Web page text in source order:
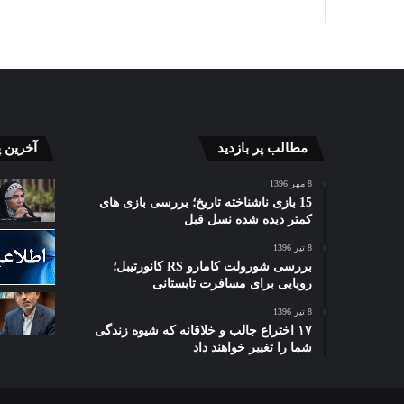
مطالب پر بازدید
8 مهر 1396
15 بازی ناشناخته تاریخ؛ بررسی بازی های
کمتر دیده شده نسل قبل
8 تیر 1396
بررسی شورولت کامارو RS کانورتیبل؛
رویایی برای مسافرت تابستانی
8 تیر 1396
۱۷ اختراع جالب و خلاقانه که شیوه زندگی
شما را تغییر خواهند داد
برای رفع
گذار
«راهبریِ
غیرمتمرکز»
ضامن
برق
بحران‌هاست
گذار به «راهبریِ غیرمتمرکز»
ضامن پایداری صنعت برق در برابر
تحول
پرورش
و
22